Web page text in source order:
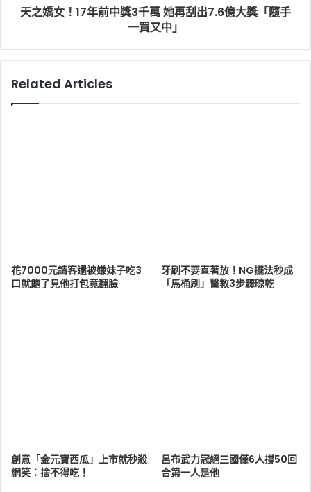
天之嬌女！17年前中獎3千萬 她再刮出7.6億大獎「隨手
一買又中」
Related Articles
花7000元請客還被嫌妹子吃3
口就飽了見他打包竟翻臉
牙刷不要直著放！NG擺法秒成
「馬桶刷」醫教3步驟晾乾
創意「金元寶西瓜」上市就秒殺
網笑：捨不得吃！
呂布武力冠絕三國僅6人撐50回
合第一人是他